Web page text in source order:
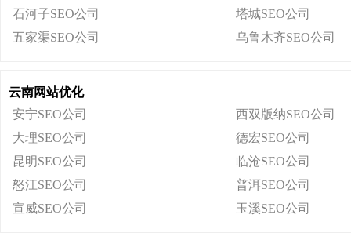
石河子SEO公司
塔城SEO公司
五家渠SEO公司
乌鲁木齐SEO公司
云南网站优化
安宁SEO公司
西双版纳SEO公司
大理SEO公司
德宏SEO公司
昆明SEO公司
临沧SEO公司
怒江SEO公司
普洱SEO公司
宣威SEO公司
玉溪SEO公司